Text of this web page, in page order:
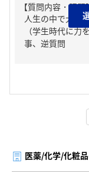
【質問内容・課題
人生の中で大き
（学生時代に力
事、逆質問
医薬/化学/化粧